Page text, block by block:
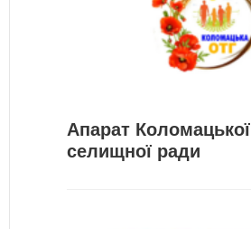
Апарат Коломацької
селищної ради